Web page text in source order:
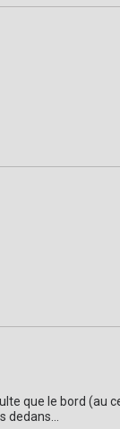
que le bord (au